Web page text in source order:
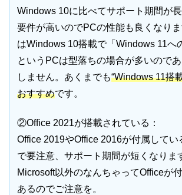
Windows 10に比べてサポート期間が
要件が高いのでPCの性能も良くなり
はWindows 10搭載で「Windows 11へ
というPCは型落ちの場合が多いので
しません。あくまでも“Windows 11搭
おすすめです。
②Office 2021が搭載されている：
Office 2019やOffice 2016が付属してい
で要注意、サポート期間が短くなりま
Microsoft以外のなんちゃってOfficeが
あるのでご注意を。